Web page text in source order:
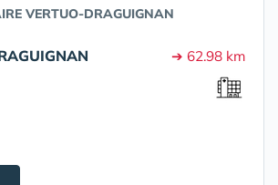
VERTUO-DRAGUIGNAN
➔ 62.98 km